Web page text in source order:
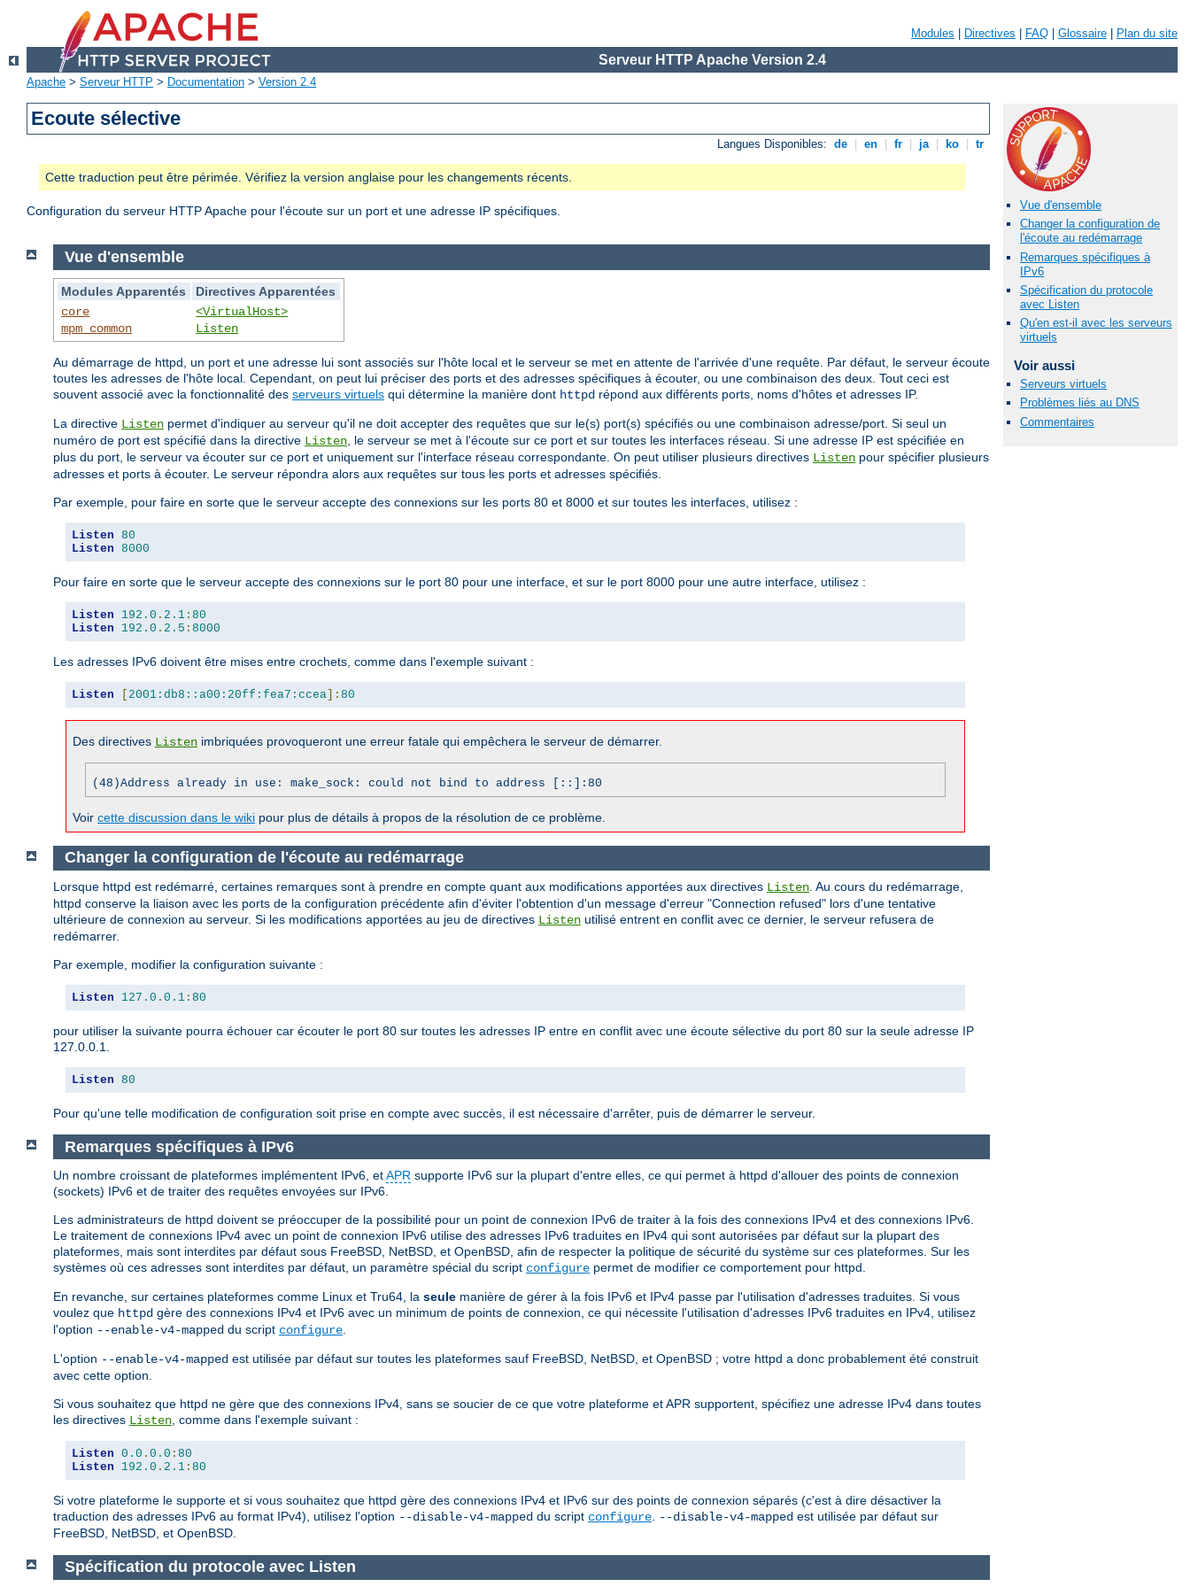
Modules Directives FAQ Glossaire Plan du site
Serveur HTTP Apache Version 2.4
Apache > Serveur HTTP > Documentation > Version 2.4
Ecoute sélective
Langues Disponibles: de en fr ja ko tr
Cette traduction peut être périmée. Vérifiez la version anglaise pour les changements récents.
Configuration du serveur HTTP Apache pour l'écoute sur un port et une adresse IP spécifiques.
Vue d'ensemble
Changer la configuration de
l'écoute au redémarrage
Remarques spécifiques à
IPv6
Spécification du protocole
avec Listen
Qu'en est-il avec les serveurs
virtuels
Voir aussi
Serveurs virtuels
Problèmes liés au DNS
Commentaires
Vue d'ensemble
Modules Apparentés
Directives Apparentées
core
mpm_common
<VirtualHost>
Listen
Au démarrage de httpd, un port et une adresse lui sont associés sur l'hôte local et le serveur se met en attente de l'arrivée d'une requête. Par défaut, le serveur écoute
toutes les adresses de l'hôte local. Cependant, on peut lui préciser des ports et des adresses spécifiques à écouter, ou une combinaison des deux. Tout ceci est
souvent associé avec la fonctionnalité des serveurs virtuels qui détermine la manière dont httpd répond aux différents ports, noms d'hôtes et adresses IP.
La directive Listen permet d'indiquer au serveur qu'il ne doit accepter des requêtes que sur le(s) port(s) spécifiés ou une combinaison adresse/port. Si seul un
numéro de port est spécifié dans la directive Listen , le serveur se met à l'écoute sur ce port et sur toutes les interfaces réseau. Si une adresse IP est spécifiée en
plus du port, le serveur va écouter sur ce port et uniquement sur l'interface réseau correspondante. On peut utiliser plusieurs directives Listen pour spécifier plusieurs
adresses et ports à écouter. Le serveur répondra alors aux requêtes sur tous les ports et adresses spécifiés.
Par exemple, pour faire en sorte que le serveur accepte des connexions sur les ports 80 et 8000 et sur toutes les interfaces, utilisez :
Listen 80
Listen 8000
Pour faire en sorte que le serveur accepte des connexions sur le port 80 pour une interface, et sur le port 8000 pour une autre interface, utilisez :
Listen 192.0 . 2.1 : 80
Listen
192.0 . 2.5 : 8000
Les adresses IPv6 doivent être mises entre crochets, comme dans l'exemple suivant :
Listen [ 2001:db8::a00:20ff:fea7:ccea]: 80
Des directives Listen imbriquées provoqueront une erreur fatale qui empêchera le serveur de démarrer.
(48)Address already in use: make_sock: could not bind to address [::]:80
Voir cette discussion dans le wiki pour plus de détails à propos de la résolution de ce problème.
Changer la configuration de l'écoute au redémarrage
Lorsque httpd est redémarré, certaines remarques sont à prendre en compte quant aux modifications apportées aux directives Listen . Au cours du redémarrage,
httpd conserve la liaison avec les ports de la configuration précédente afin d'éviter l'obtention d'un message d'erreur "Connection refused" lors d'une tentative
ultérieure de connexion au serveur. Si les modifications apportées au jeu de directives Listen utilisé entrent en conflit avec ce dernier, le serveur refusera de
redémarrer.
Par exemple, modifier la configuration suivante :
Listen 127.0 . 0.1 : 80
pour utiliser la suivante pourra échouer car écouter le port 80 sur toutes les adresses IP entre en conflit avec une écoute sélective du port 80 sur la seule adresse IP
127.0.0.1.
Listen 80
Pour qu'une telle modification de configuration soit prise en compte avec succès, il est nécessaire d'arrêter, puis de démarrer le serveur.
Remarques spécifiques à IPv6
Un nombre croissant de plateformes implémentent IPv6, etAPR supporte IPv6 sur la plupart d'entre elles, ce qui permet à httpd d'allouer des points de connexion
(sockets) IPv6 et de traiter des requêtes envoyées sur IPv6.
Les administrateurs de httpd doivent se préoccuper de la possibilité pour un point de connexion IPv6 de traiter à la fois des connexions IPv4 et des connexions IPv6.
Le traitement de connexions IPv4 avec un point de connexion IPv6 utilise des adresses IPv6 traduites en IPv4 qui sont autorisées par défaut sur la plupart des
plateformes, mais sont interdites par défaut sous FreeBSD, NetBSD, et OpenBSD, afin de respecter la politique de sécurité du système sur ces plateformes. Sur les
systèmes où ces adresses sont interdites par défaut, un paramètre spécial du script configure permet de modifier ce comportement pour httpd.
En revanche, sur certaines plateformes comme Linux et Tru64, la seule manière de gérer à la fois IPv6 et IPv4 passe par l'utilisation d'adresses traduites. Si vous
voulez que httpd gère des connexions IPv4 et IPv6 avec un minimum de points de connexion, ce qui nécessite l'utilisation d'adresses IPv6 traduites en IPv4, utilisez
l'option --enable-v4-mapped du script configure.
L'option --enable-v4-mapped est utilisée par défaut sur toutes les plateformes sauf FreeBSD, NetBSD, et OpenBSD ; votre httpd a donc probablement été construit
avec cette option.
Si vous souhaitez que httpd ne gère que des connexions IPv4, sans se soucier de ce que votre plateforme et APR supportent, spécifiez une adresse IPv4 dans toutes
les directives Listen, comme dans l'exemple suivant :
Listen 0.0 . 0.0 : 80
Listen
192.0 . 2.1 : 80
Si votre plateforme le supporte et si vous souhaitez que httpd gère des connexions IPv4 et IPv6 sur des points de connexion séparés (c'est à dire désactiver la
traduction des adresses IPv6 au format IPv4), utilisez l'option --disable-v4-mapped du script configure. --disable-v4-mapped est utilisée par défaut sur
FreeBSD, NetBSD, et OpenBSD.
Spécification du protocole avec Listen